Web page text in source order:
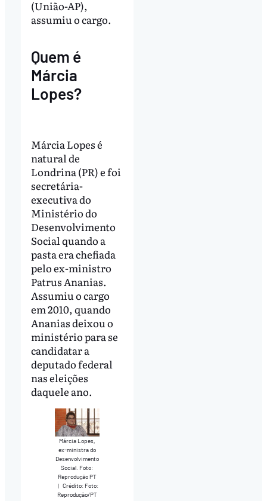
(União-AP),
assumiu o cargo.
Quem é
Márcia
Lopes?
Márcia Lopes é
natural de
Londrina (PR) e foi
secretária-
executiva do
Ministério do
Desenvolvimento
Social quando a
pasta era chefiada
pelo ex-ministro
Patrus Ananias.
Assumiu o cargo
em 2010, quando
Ananias deixou o
ministério para se
candidatar a
deputado federal
nas eleições
daquele ano.
Márcia Lopes,
ex-ministra do
Desenvolvimento
Social. Foto:
Reprodução PT
| Crédito: Foto:
Reprodução/PT